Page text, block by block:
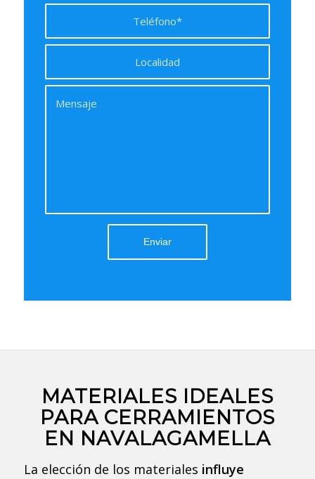
MATERIALES IDEALES
PARA CERRAMIENTOS
EN NAVALAGAMELLA
La elección de los materiales influye